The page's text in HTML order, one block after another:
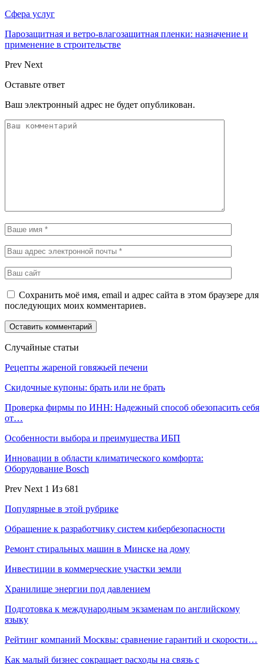
Сфера услуг
Парозащитная и ветро-влагозащитная пленки: назначение и
применение в строительстве
Prev Next
Оставьте ответ
Ваш электронный адрес не будет опубликован.
Сохранить моё имя, email и адрес сайта в этом браузере для
последующих моих комментариев.
Случайные статьи
Рецепты жареной говяжьей печени
Скидочные купоны: брать или не брать
Проверка фирмы по ИНН: Надежный способ обезопасить себя
от…
Особенности выбора и преимущества ИБП
Инновации в области климатического комфорта:
Оборудование Bosch
Prev Next 1 Из 681
Популярные в этой рубрике
Обращение к разработчику систем кибербезопасности
Ремонт стиральных машин в Минске на дому
Инвестиции в коммерческие участки земли
Хранилище энергии под давлением
Подготовка к международным экзаменам по английскому
языку
Рейтинг компаний Москвы: сравнение гарантий и скорости…
Как малый бизнес сокращает расходы на связь с